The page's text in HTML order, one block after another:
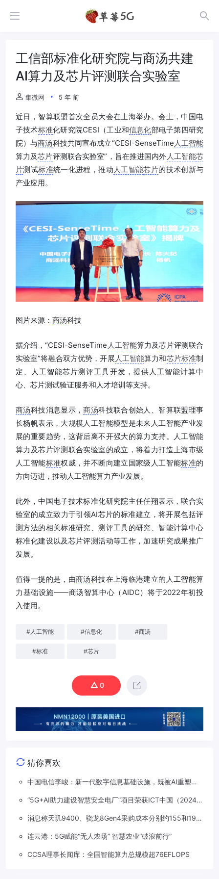
工信部标准化研究院与商汤共建
AI算力及芯片评测联合实验室
集微网 5 年 前
近日，智算联盟首次全员大会在上海举办。会上，中国电
子技术标准化研究院CESI（工业和信息化部电子第四研究
院）与商汤科技共同宣布成立“CESI-SenseTime 人工智能
算力及芯片评测联合实验室”，旨在推进国内外 人工智能芯
片测试标准统一化进程，推动 人工智能芯片的技术创新与
产业应用。
图片来源： 商汤科技
据介绍，“CESI-SenseTime 人工智能算力及芯片评测联合
实验室”将融合双方优势，开展人工智能算力和芯片标准制
定、人工智能芯片测评工具开发，提供人工智能计算中
心、芯片测试验证服务和人才培训等支持。
商汤科技消息显示，商汤科技联合创始人、智算联盟理事
长杨帆表示，大规模人工智能模型是未来人工智能产业发
展的重要趋势，这背后离不开强大的算力支持。人工智能
算力及芯片评测联合实验室的成立，将着力打造上海市级
人工智能标准权威，并不断向建立国家级人工智能标准的
方向迈进，推动人工智能算力产业发展。
此外，中国电子技术标准化研究院主任任翔表示，联合实
验室的成立致力于引领AI芯片的标准建立，将开展包括评
测方法的相关标准研究、测评工具的研究、智能计算中心
标准化建设以及芯片评测活动等工作，加速研究成果推广
发展。
值得一提的是，由商汤科技在上海临港建立的人工智能算
力基础设施——商汤智算中心（AIDC）将于2022年初投
入使用。
#人工智能 #信息化 #商汤
#标准 #芯片
0
猜你喜欢
中国电信李峻：新一代数字信息基础设施，既被AI重塑，
“5G+AI助力建设智慧安全电厂”项目荣获ICT中国（2024）
消息称天玑9400、骁龙8Gen4采购成本分别约155和190
连云港：5G赋能“无人农场” 智慧农业“破浪前行”
CCSA理事长闻库：全国智能算力总规模超76EFLOPS